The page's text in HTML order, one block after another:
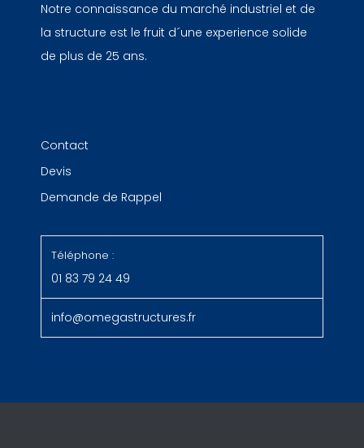
Notre connaissance du marché industriel et de
la structure est le fruit d´une experience solide
de plus de 25 ans.
Contact
Devis
Demande de Rappel
Téléphone :
01 83 79 24 49
info@omegastructures.fr